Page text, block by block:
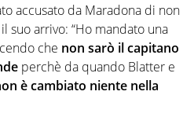
accusato da Maradona di non
suo arrivo: “Ho mandato una
che non sarò il capitano
perchè da quando Blatter e
è cambiato niente nella